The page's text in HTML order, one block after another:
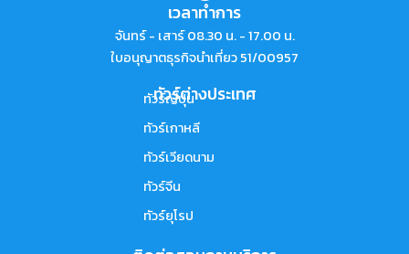
เวลาทำการ
จันทร์ - เสาร์ 08.30 น. - 17.00 น.
ใบอนุญาตธุรกิจนำเที่ยว 51/00957
ทัวร์ต่างประเทศ
ทัวร์ญี่ปุ่น
ทัวร์เกาหลี
ทัวร์เวียดนาม
ทัวร์จีน
ทัวร์ยุโรป